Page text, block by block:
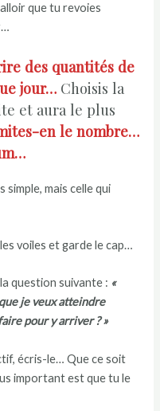
que tu revoies
des quantités de
jour… Choisis la
et aura le plus
en le nombre…
simple, mais celle qui
voiles et garde le cap…
question suivante : «
je veux atteindre
pour y arriver ? »
écris-le… Que ce soit
important est que tu le